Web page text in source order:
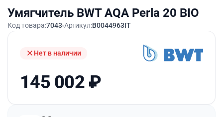
Умягчитель BWT AQA Perla 20 BIO
Код товара:7043 Артикул:B0044963IT
Нет в наличии
145 002 ₽